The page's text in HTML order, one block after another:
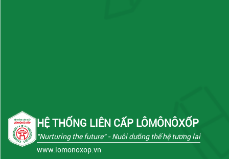
HỆ THỐNG LIÊN CẤP LÔMÔNÔXỐP
"Nurturing the future"- Nuôi dưỡng thế hệ tương lai
www.lomonoxop.vn